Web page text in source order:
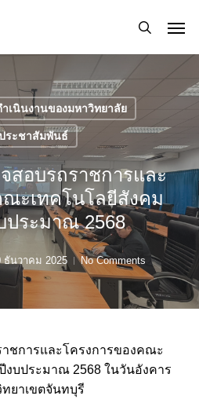
search
เนินงานของมหาวิทยาลัย
ระชาสัมพันธ์
สอบรถราชการและ
ณะเทคโนโลยีสังคม
ประมาณ 2568
ธันวาคม 2025 No Comments
ชการและโครงการของคณะ
งบประมาณ 2568 ในวันอังคาร
ยาเขตจันทบุรี